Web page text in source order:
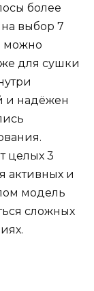
более
выбор 7
можно
для сушки
и надёжен
целых 3
активных и
модель
сложных